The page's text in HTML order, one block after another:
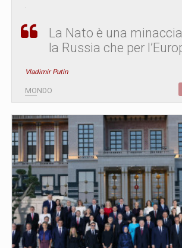
La Nato è una
la Russia che per
Vladimir Putin
MONDO